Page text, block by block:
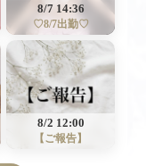
8/7 14:36
♡8/7出勤♡
8/2 12:00
【ご報告】